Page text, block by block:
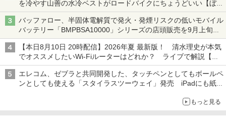
を冷やす山善の水冷ベストがロードバイクにちょうどいい【ぼっ
ち・ざ・ろーど！その14】【空いた時間でなにしてる？】
バッファロー、半固体電解質で発火・発煙リスクの低いモバイル
バッテリー「BMPBSA10000」シリーズの店頭販売を9月上旬に
開始
【本日8月10日 20時配信】2026年夏 最新版！ 清水理史が本気
でオススメしたいWi-Fiルーターはどれか？ ライブで解説【清
水理史の「イニシャルB」チャンネル】
エレコム、ゼブラと共同開発した、タッチペンとしてもボールペ
ンとしても使える「スタイラスツーウェイ」発売 iPadにも紙に
もっと見る